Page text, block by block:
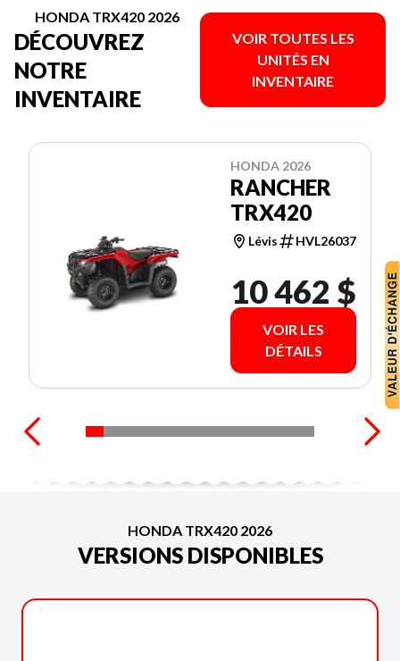
HONDA TRX420 2026
DÉCOUVREZ
NOTRE
INVENTAIRE
VOIR TOUTES LES
UNITÉS EN
INVENTAIRE
HONDA 2026
RANCHER
TRX420
Lévis HVL26037
10 462 $
VOIR LES
DÉTAILS
HONDA TRX420 2026
VERSIONS DISPONIBLES